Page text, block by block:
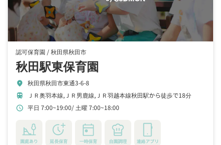
認可保育園 /秋田県秋田市
秋田駅東保育園
location_on 秋田県秋田市東通3-6-8
train ＪＲ奥羽本線,ＪＲ男鹿線,ＪＲ羽越本線秋田駅から徒歩で18分
schedule 平日 7:00~19:00 土曜 7:00~18:00
園庭あり 延長保育 一時保育 自園調理 連絡アプリ